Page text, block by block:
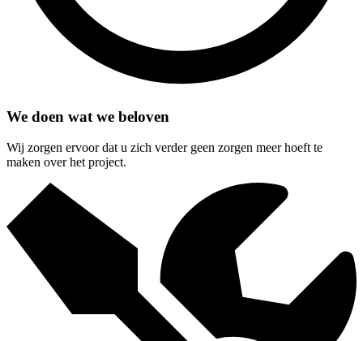
We doen wat we beloven
Wij zorgen ervoor dat u zich verder geen zorgen meer hoeft te
maken over het project.